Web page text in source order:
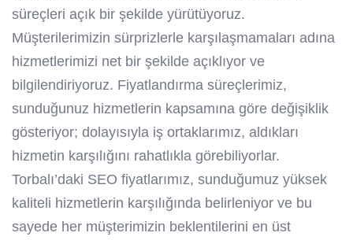
süreçleri açık bir şekilde yürütüyoruz.
Müşterilerimizin sürprizlerle karşılaşmamaları adına
hizmetlerimizi net bir şekilde açıklıyor ve
bilgilendiriyoruz. Fiyatlandırma süreçlerimiz,
sunduğunuz hizmetlerin kapsamına göre değişiklik
gösteriyor; dolayısıyla iş ortaklarımız, aldıkları
hizmetin karşılığını rahatlıkla görebiliyorlar.
Torbalı’daki SEO fiyatlarımız, sunduğumuz yüksek
kaliteli hizmetlerin karşılığında belirleniyor ve bu
sayede her müşterimizin beklentilerini en üst